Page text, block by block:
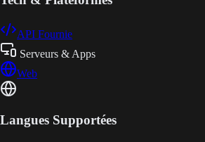
API Fournie
Serveurs & Apps
Web
Langues Supportées